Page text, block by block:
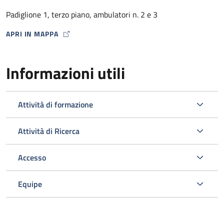
presso lo stesso Ambulatorio HIV) .
L’ambulatorio si occupa inoltre dello screening e della gestione
delle comorbosità correlate all’infezione da HIV programmando
gli esami ematici o strumentali e le visite specialistiche
opportuni nell’ambito del Policlinico.
Padiglione 1, terzo piano, ambulatori n. 2 e 3
APRI IN MAPPA
MAP ICON
Informazioni utili
Attività di formazione
Attività di Ricerca
Accesso
Equipe